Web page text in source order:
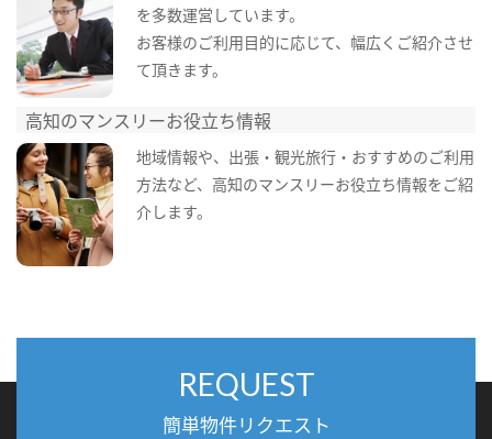
を多数運営しています。
お客様のご利用目的に応じて、幅広くご紹介させ
て頂きます。
高知のマンスリーお役立ち情報
地域情報や、出張・観光旅行・おすすめのご利用
方法など、高知のマンスリーお役立ち情報をご紹
介します。
REQUEST
簡単物件リクエスト